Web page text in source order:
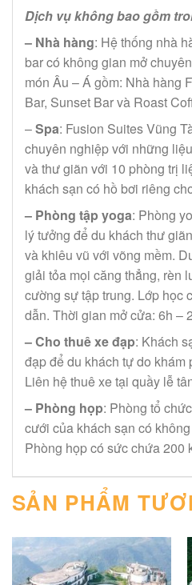
Dịch vụ không bao gồm
– Nhà hàng: Hệ thống nhà
bar có không gian mở
món Âu – Á gồm: Nhà hàng
Bar, Sunset Bar và Roast
–Spa: Fusion Suites Vũng
chuyên nghiệp với những
và thư giãn với 10 phòng trị
khách sạn có hồ bơi riêng
– Phòng tập yoga: Phòng
lý tưởng để du khách thư
và khiêu vũ với võng mềm.
giải tỏa mọi căng thẳng, rèn
cường sự tập trung. Lớp học
dẫn. Thời gian mở cửa: 6h –
– Cho thuê xe đạp: Khách
đạp để du khách tự do khám
Liên hệ thuê xe tại quầy lễ
– Phòng họp: Phòng tổ
cưới của khách sạn có
Phòng họp có sức chứa 200
SẢN PHẨM